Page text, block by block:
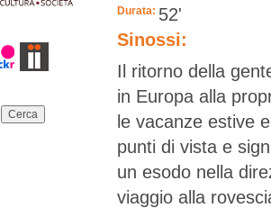
Durata: 52'
Sinossi:
Il ritorno della
in Europa alla
le vacanze estive
punti di vista e
un esodo nella
viaggio alla